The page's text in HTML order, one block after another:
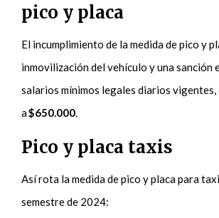
pico y placa
El incumplimiento de la medida de pico y
inmovilización del vehículo y una sanción
salarios mínimos legales diarios
a$650.000.
Pico y placa taxis
Así rota la medida de pico y placa para
semestre de 2024: